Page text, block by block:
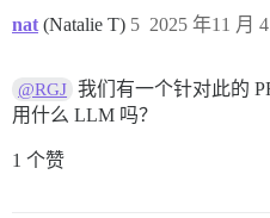
nat (Natalie T) 2025 年11 月
5
@RGJ 我们有一个针对此的
用什么 LLM 吗？
1 个赞